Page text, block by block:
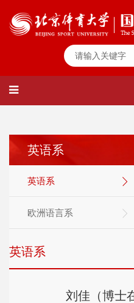
英语系
英语系
欧洲语言系
英语系
刘佳（博士